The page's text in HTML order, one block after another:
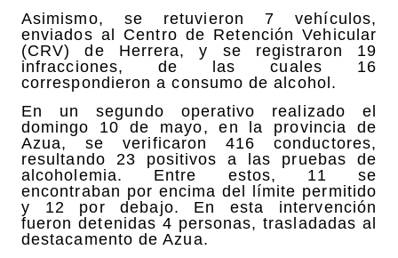
Asimismo, se retuvieron 7 vehículos,
enviados al Centro de Retención Vehicular
(CRV) de Herrera, y se registraron 19
infracciones, de las cuales 16
correspondieron a consumo de alcohol.
En un segundo operativo realizado el
domingo 10 de mayo, en la provincia de
Azua, se verificaron 416 conductores,
resultando 23 positivos a las pruebas de
alcoholemia. Entre estos, 11 se
encontraban por encima del límite permitido
y 12 por debajo. En esta intervención
fueron detenidas 4 personas, trasladadas al
destacamento de Azua.